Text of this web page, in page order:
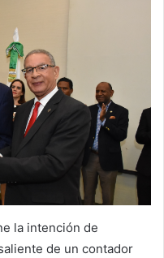
la intención de
de un contador